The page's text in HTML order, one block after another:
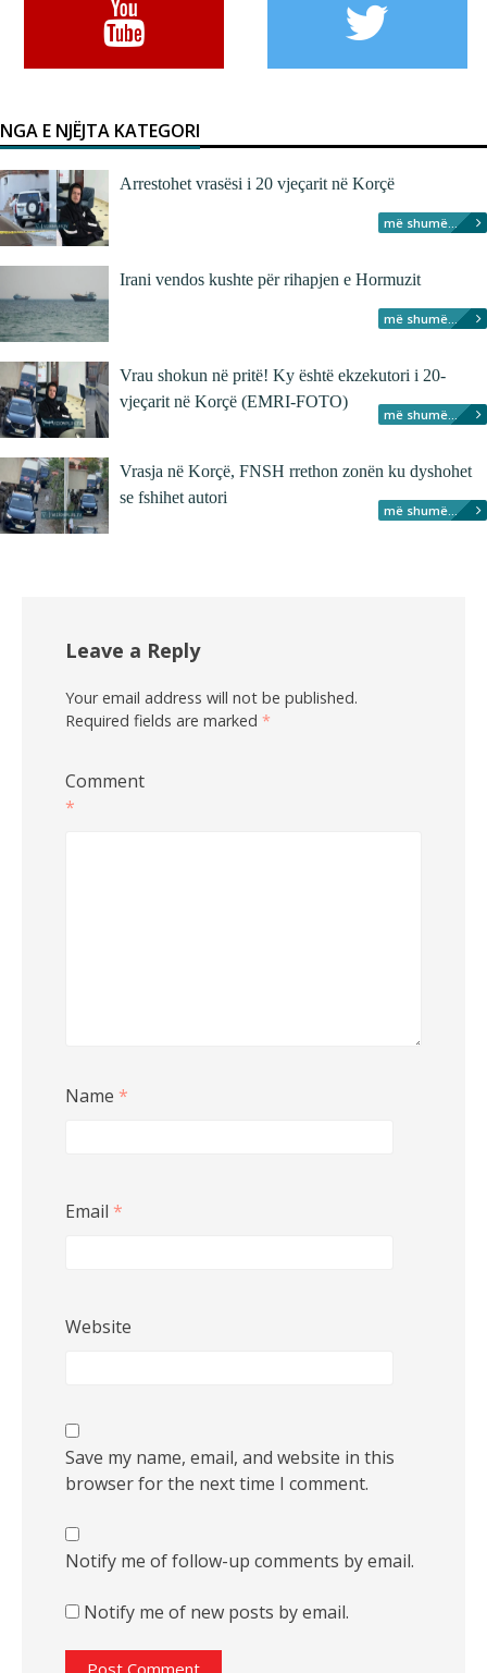
NGA E NJËJTA KATEGORI
Arrestohet vrasësi i 20 vjeçarit në Korçë
më shumë...
Irani vendos kushte për rihapjen e Hormuzit
më shumë...
Vrau shokun në pritë! Ky është ekzekutori i 20-
vjeçarit në Korçë (EMRI-FOTO)
më shumë...
Vrasja në Korçë, FNSH rrethon zonën ku dyshohet
se fshihet autori
më shumë...
Leave a Reply
Your email address will not be published.
Required fields are marked *
Comment
*
Name *
Email *
Website
Save my name, email, and website in this
browser for the next time I comment.
Notify me of follow-up comments by email.
Notify me of new posts by email.